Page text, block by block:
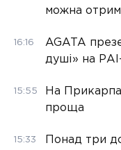
можна
16:16
AGATA
душі» на
15:55
На
проща
15:33
Понад три